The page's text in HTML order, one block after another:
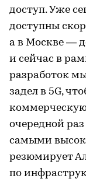
доступ. Уже
доступны
а в Москве —
и сейчас в
разработок
задел в 5G,
коммерческую
очередной
самыми
резюмирует
по